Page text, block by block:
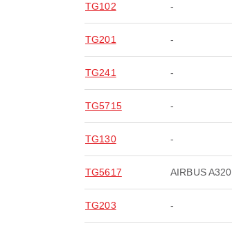
TG102 -
TG201 -
TG241 -
TG5715 -
TG130 -
TG5617 AIRBUS A320
TG203 -